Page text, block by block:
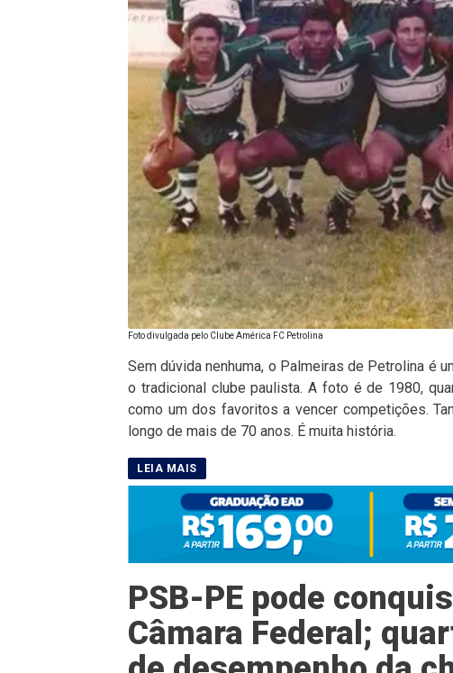
Foto divulgada pelo Clube América FC Petrolina
Sem dúvida nenhuma, o Palmeiras de Petrolina é
o tradicional clube paulista. A foto é de 1980,
como um dos favoritos a vencer competições.
longo de mais de 70 anos. É muita história.
PSB-PE pode
Câmara Federal;